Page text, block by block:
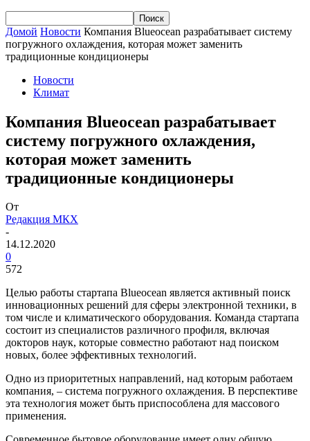
Домой Новости Компания Blueocean разрабатывает систему
погружного охлаждения, которая может заменить
традиционные кондиционеры
Новости
Климат
Компания Blueocean разрабатывает
систему погружного охлаждения,
которая может заменить
традиционные кондиционеры
От
Редакция МКХ
-
14.12.2020
0
572
Целью работы стартапа Blueocean является активный поиск
инновационных решений для сферы электронной техники, в
том числе и климатического оборудования. Команда стартапа
состоит из специалистов различного профиля, включая
докторов наук, которые совместно работают над поиском
новых, более эффективных технологий.
Одно из приоритетных направлений, над которым работаем
компания, – система погружного охлаждения. В перспективе
эта технология может быть приспособлена для массового
применения.